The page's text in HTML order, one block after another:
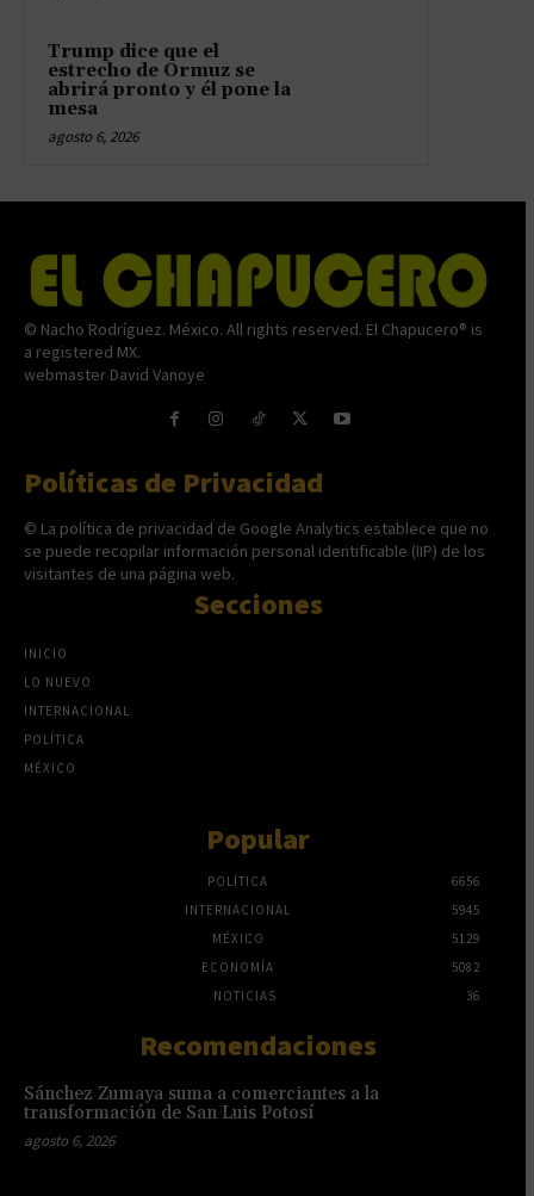
Trump dice que el
estrecho de Ormuz se
abrirá pronto y él pone la
mesa
agosto 6, 2026
© Nacho Rodríguez. México. All rights reserved. El Chapucero® is
a registered MX.
webmaster David Vanoye
Políticas de Privacidad
© La política de privacidad de Google Analytics establece que no
se puede recopilar información personal identificable (IIP) de los
visitantes de una página web.
Secciones
INICIO
LO NUEVO
INTERNACIONAL
POLÍTICA
MÉXICO
Popular
POLÍTICA
6656
INTERNACIONAL
5945
MÉXICO
5129
ECONOMÍA
5082
NOTICIAS
36
Recomendaciones
Sánchez Zumaya suma a comerciantes a la
transformación de San Luis Potosí
agosto 6, 2026